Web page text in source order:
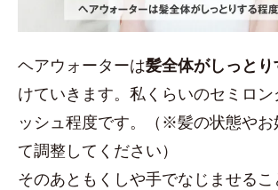
ヘアウォーターは髪全体がしっと
けていきます。私くらいのセミロ
ッシュ程度です。（※髪の状態や
て調整してください）
そのあともくしや手でなじませる